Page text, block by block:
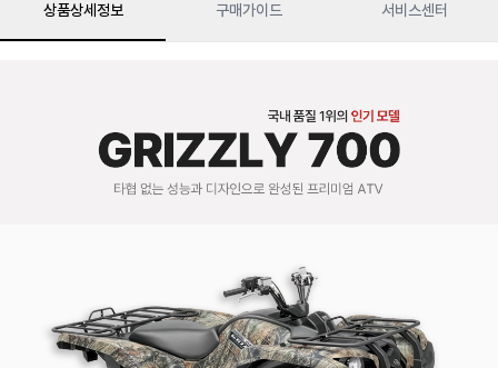
상품상세정보 구매가이드 서비스센터